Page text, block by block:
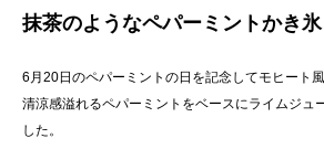
抹茶のようなペパーミントかき氷
6月20日のペパーミントの日を記念してモヒート風
清涼感溢れるペパーミントをベースにライムジュ
した。